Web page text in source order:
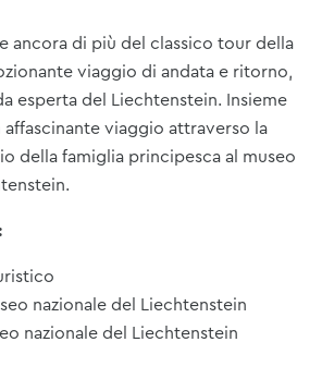
ancora di più del classico tour della
viaggio di andata e ritorno,
esperta del Liechtenstein. Insieme
viaggio attraverso la
della famiglia principesca al museo
nazionale del Liechtenstein
nazionale del Liechtenstein